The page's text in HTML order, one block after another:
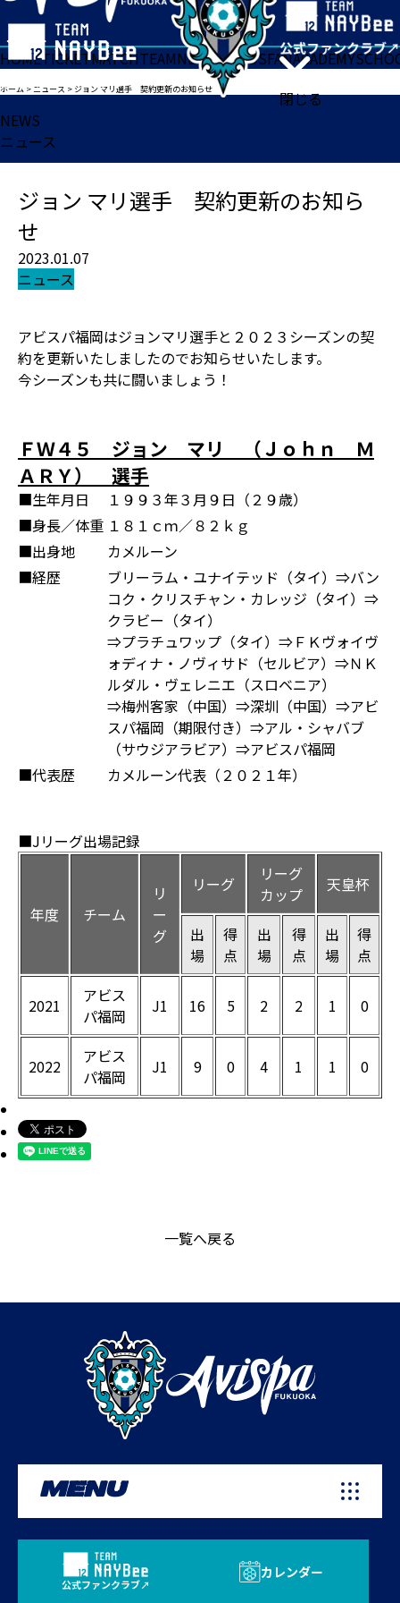
閉じる
HOMETICKETMATCHTEAMNEWSGOODSFANACADEMY
ホーム >ニュース > ジョン マリ選手 契約更新のお知らせ
NEWS
ニュース
ジョン マリ選手 契約更新のお知ら
せ
2023.01.07
ニュース
アビスパ福岡はジョンマリ選手と２０２３シーズンの契
約を更新いたしましたのでお知らせいたします。
今シーズンも共に闘いましょう！
ＦＷ４５ ジョン マリ （Ｊｏｈｎ Ｍ
ＡＲＹ） 選手
■生年月日
１９９３年３月９日（２９歳）
■身長／体重 １８１ｃｍ／８２ｋｇ
■出身地
カメルーン
■経歴
ブリーラム・ユナイテッド（タイ）⇒バン
コク・クリスチャン・カレッジ（タイ）⇒
クラビー（タイ）
⇒プラチュワップ（タイ）⇒ＦＫヴォイヴ
ォディナ・ノヴィサド（セルビア）⇒ＮＫ
ルダル・ヴェレニエ（スロベニア）
⇒梅州客家（中国）⇒深圳（中国）⇒アビ
スパ福岡（期限付き）⇒アル・シャバブ
（サウジアラビア）⇒アビスパ福岡
■代表歴
カメルーン代表（２０２１年）
■Jリーグ出場記録
年度 チーム
リ
ー
グ
リーグ
リーグ
カップ
天皇杯
出
場
得
点
出
場
得
点
出
場
得
点
2021
アビス
パ福岡
J1 16 5 2 2 1 0
2022
アビス
パ福岡
J1 9 0 4 1 1 0
一覧へ戻る
MENU
公式ファンクラブ
カレンダー